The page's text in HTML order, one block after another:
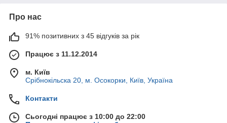
Про нас
91% позитивних з 45 відгуків за рік
Працює з 11.12.2014
м. Київ
Срібнокільска 20, м. Осокорки, Київ, Україна
Контакти
Сьогодні працює з 10:00 до 22:00